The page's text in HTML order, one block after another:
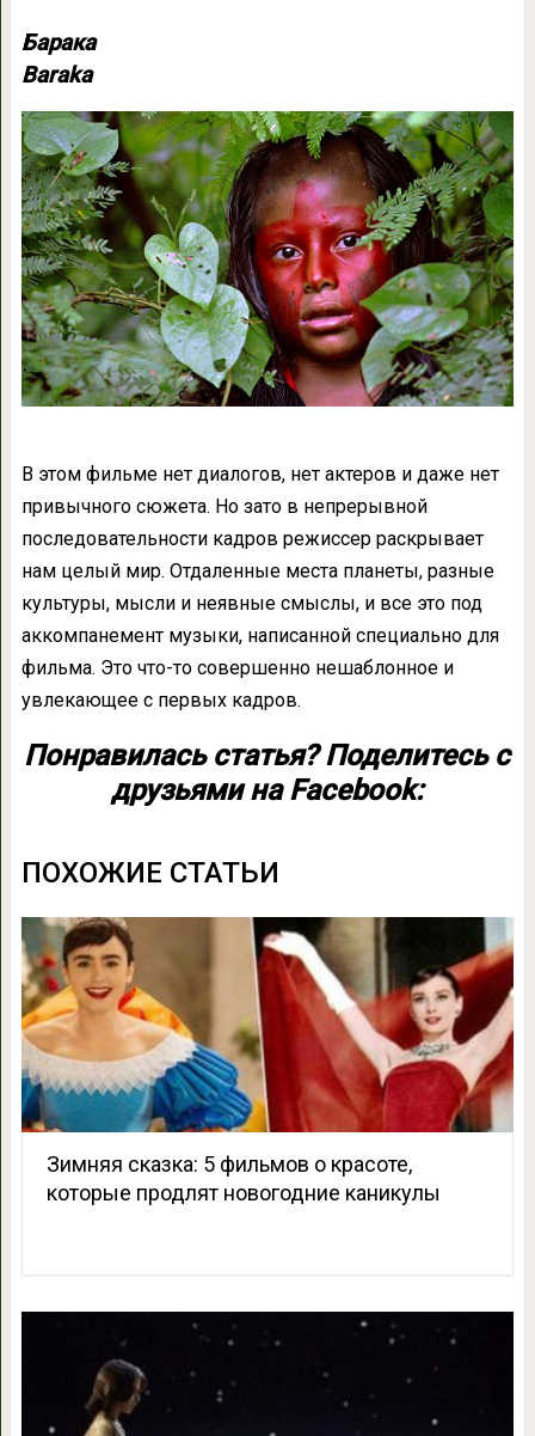
Барака
Baraka
В этом фильме нет диалогов, нет актеров и даже нет
привычного сюжета. Но зато в непрерывной
последовательности кадров режиссер раскрывает
нам целый мир. Отдаленные места планеты, разные
культуры, мысли и неявные смыслы, и все это под
аккомпанемент музыки, написанной специально для
фильма. Это что-то совершенно нешаблонное и
увлекающее с первых кадров.
Понравилась статья? Поделитесь с
друзьями на Facebook:
ПОХОЖИЕ СТАТЬИ
Зимняя сказка: 5 фильмов о красоте,
которые продлят новогодние каникулы